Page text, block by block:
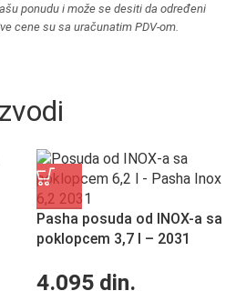
ponudu i može se desiti da određeni
cene su sa uračunatim PDV-om.
Pasha posuda od INOX-a sa
poklopcem 3,7 l – 2031
4.095 din.